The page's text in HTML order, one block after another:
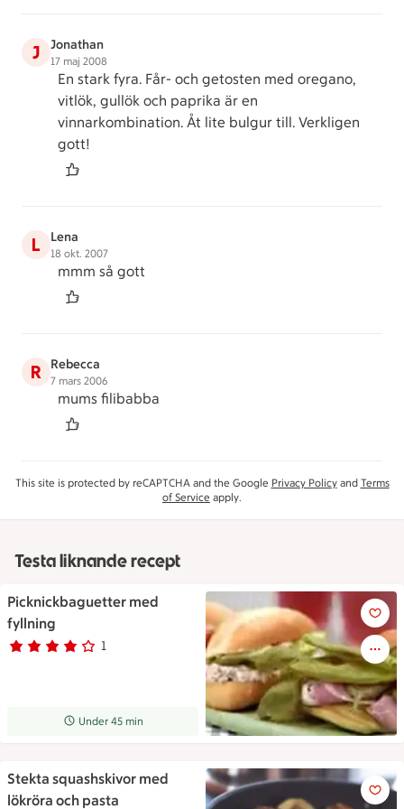
J Jonathan
17 maj 2008
En stark fyra. Får- och getosten med oregano,
vitlök, gullök och paprika är en
vinnarkombination. Åt lite bulgur till. Verkligen
gott!
L Lena
18 okt. 2007
mmm så gott
R Rebecca
7 mars 2006
mums filibabba
This site is protected by reCAPTCHA and the Google Privacy Policyand Terms
of Service apply.
Testa liknande recept
Picknickbaguetter med
fyllning
Betyg 4 av 5.
1
1 personer har röstat
Receptet tar Under 45 min att tillaga
Under 45 min
Picknickbaguetter med
Stekta squashskivor med
lökröra och pasta
Stekta squashskivor med